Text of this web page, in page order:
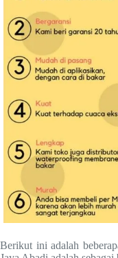
Berikut ini adalah